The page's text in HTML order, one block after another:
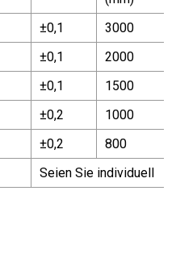
±0,1
3000
±0,1
2000
±0,1
1500
±0,2
1000
±0,2
800
Seien Sie individuell